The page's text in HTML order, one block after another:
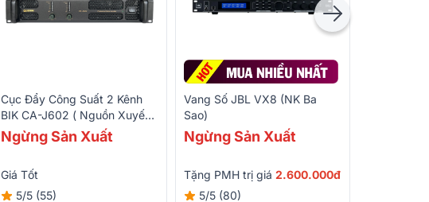
Cục Đẩy Công Suất 2 Kênh
BIK CA-J602 ( Nguồn Xuyến,
Class H,600W)
Ngừng Sản Xuất
Giá Tốt
5/5 (55)
Vang Số JBL VX8 (NK Ba
Sao)
Ngừng Sản Xuất
Tặng PMH trị giá 2.600.000đ
5/5 (80)